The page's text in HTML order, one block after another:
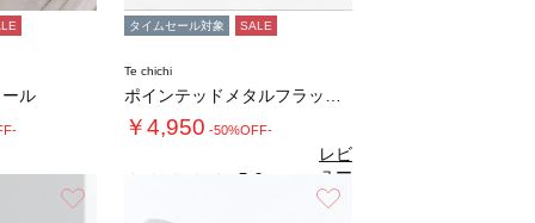
ル
タイムセール対象 SALE
Te chichi
￥4,950 -50%OFF-
5.0
レビ
ュー
を見
る